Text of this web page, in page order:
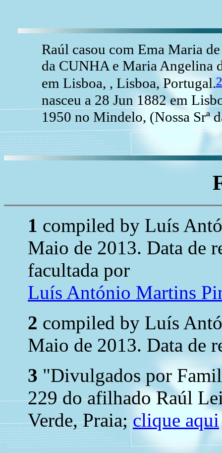
Raúl casou com Ema Maria
da CUNHA e Maria Angelina
em Lisboa, , Lisboa, Portugal.2
nasceu a 28 Jun 1882 em
1950 no Mindelo, (Nossa Srª
1 compiled by Luís
Maio de 2013. Data de
facultada por
Luís António Martins
2 compiled by Luís
Maio de 2013. Data de
3 "Divulgados por
229 do afilhado Raúl
Verde, Praia;clique aqui